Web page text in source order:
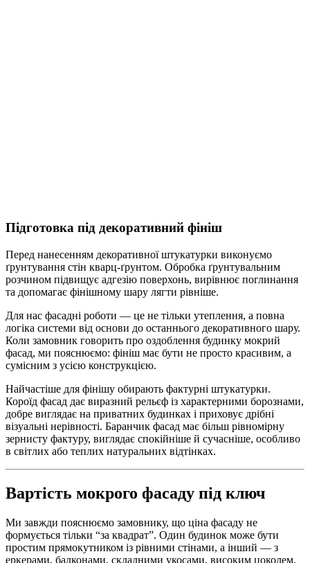
Підготовка під декоративний фініш
Перед нанесенням декоративної штукатурки виконуємо
ґрунтування стін кварц-ґрунтом. Обробка ґрунтувальним
розчином підвищує адгезію поверхонь, вирівнює поглинання
та допомагає фінішному шару лягти рівніше.
Для нас фасадні роботи — це не тільки утеплення, а повна
логіка системи від основи до останнього декоративного шару.
Коли замовник говорить про оздоблення будинку мокрий
фасад, ми пояснюємо: фініш має бути не просто красивим, а
сумісним з усією конструкцією.
Найчастіше для фінішу обирають фактурні штукатурки.
Короїд фасад дає виразний рельєф із характерними борознами,
добре виглядає на приватних будинках і приховує дрібні
візуальні нерівності. Баранчик фасад має більш рівномірну
зернисту фактуру, виглядає спокійніше й сучасніше, особливо
в світлих або теплих натуральних відтінках.
Вартість мокрого фасаду під ключ
Ми завжди пояснюємо замовнику, що ціна фасаду не
формується тільки “за квадрат”. Один будинок може бути
простим прямокутником із рівними стінами, а інший — з
еркерами, балконами, складними укосами, високим цоколем,